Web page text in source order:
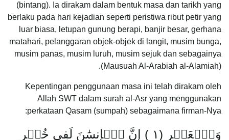
(bintang). Ia dirakam dalam bentuk masa dan tarikh yang
berlaku pada hari kejadian seperti peristiwa ribut petir yang
luar biasa, letupan gunung berapi, banjir besar, gerhana
matahari, pelanggaran objek-objek di langit, musim bunga,
musim panas, musim luruh, musim sejuk dan sebagainya
(Mausuah Al-Arabiah al-Alamiah).
Kepentingan penggunaan masa ini telah dirakam oleh
Allah SWT dalam surah al-Asr yang menggunakan
perkataan Qasam (sumpah) sebagaimana firman-Nya:
وَٱلۡعَصۡرِ (١ ) إِنَّ ٱلۡإِنسَٰنَ لَفِي خُسۡرٍ